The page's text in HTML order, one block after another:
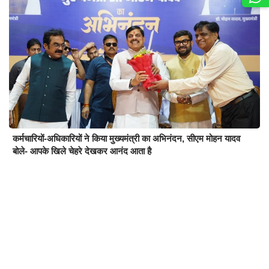
कर्मचारियों-अधिकारियों ने किया मुख्यमंत्री का अभिनंदन, सीएम मोहन यादव
बोले- आपके खिले चेहरे देखकर आनंद आता है